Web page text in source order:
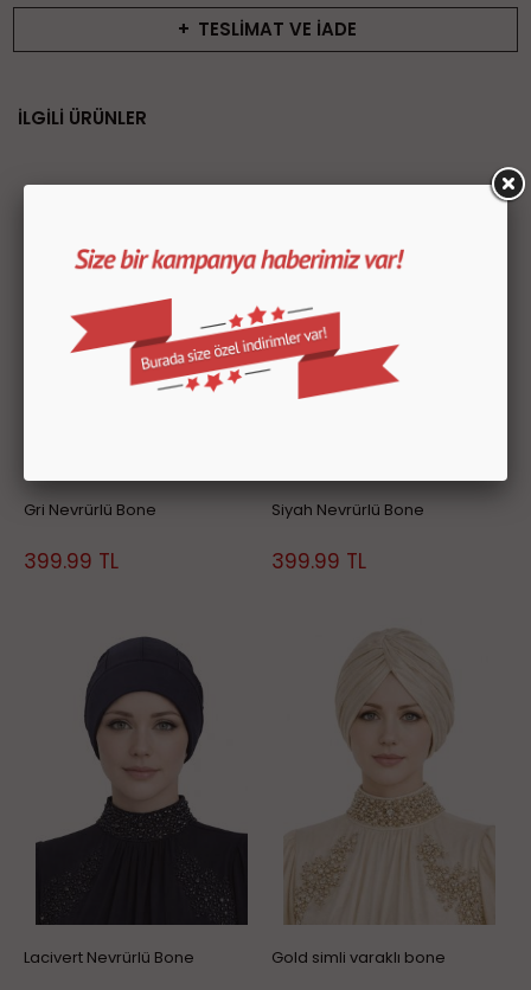
+ TESLİMAT VE İADE
İLGİLİ ÜRÜNLER
Gri Nevrürlü Bone
399.99 TL
Siyah Nevrürlü Bone
399.99 TL
Lacivert Nevrürlü Bone Gold simli varaklı bone